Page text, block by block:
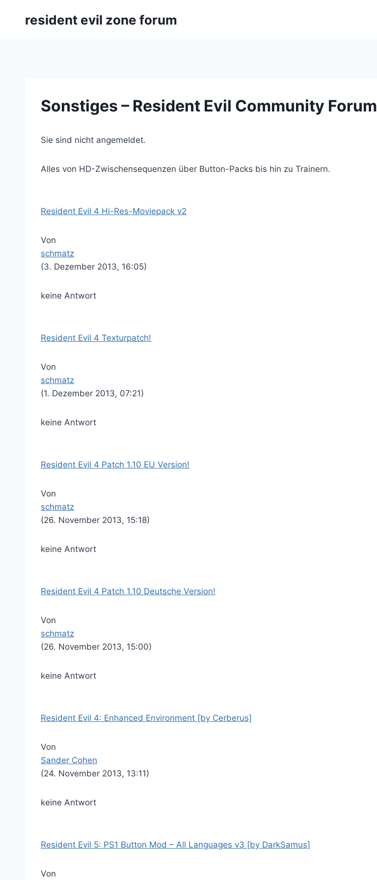
resident evil zone forum
Sonstiges – Resident Evil Community Forum
Sie sind nicht angemeldet.
Alles von HD-Zwischensequenzen über Button-Packs bis hin zu Trainern.
Resident Evil 4 Hi-Res-Moviepack v2
Von
schmatz
(3. Dezember 2013, 16:05)
keine Antwort
Resident Evil 4 Texturpatch!
Von
schmatz
(1. Dezember 2013, 07:21)
keine Antwort
Resident Evil 4 Patch 1.10 EU Version!
Von
schmatz
(26. November 2013, 15:18)
keine Antwort
Resident Evil 4 Patch 1.10 Deutsche Version!
Von
schmatz
(26. November 2013, 15:00)
keine Antwort
Resident Evil 4: Enhanced Environment [by Cerberus]
Von
Sander Cohen
(24. November 2013, 13:11)
keine Antwort
Resident Evil 5: PS1 Button Mod – All Languages v3 [by DarkSamus]
Von